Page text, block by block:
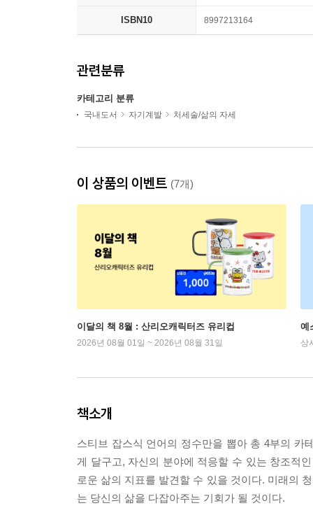
ISBN10 8997213164
관련분류
카테고리 분류
국내도서 자기계발 처세술/삶의 자세
이 상품의 이벤트 (7개)
이달의 책 8월 : 산리오캐릭터즈 유리컵
2026년 08월 01일 ~ 2026년 08월 31일
예
상
책소개
스티브 잡스식 언어의 정수만을 뽑아 총 4부의 카
게 달구고, 자신의 분야에 적응할 수 있는 창조적
로운 삶의 지표를 발견할 수 있을 것이다. 미래의
는 당신의 삶을 다잡아주는 기회가 될 것이다.